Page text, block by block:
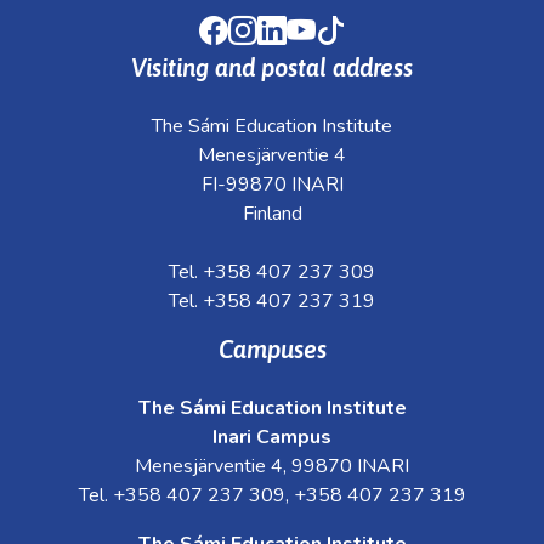
pyyhkäisyliikkeitä.
Facebook
Instagram
LinkedIn
Youtube
Visiting and postal address
The Sámi Education Institute
Menesjärventie 4
FI-99870 INARI
Finland
Tel. +358 407 237 309
Tel. +358 407 237 319
Campuses
The Sámi Education Institute
Inari Campus
Menesjärventie 4, 99870 INARI
Tel. +358 407 237 309, +358 407 237 319